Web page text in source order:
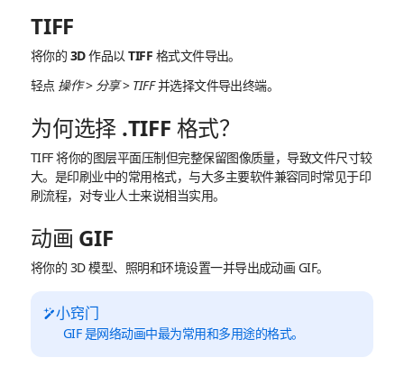
TIFF
将你的 3D 作品以 TIFF 格式文件导出。
轻点 操作> 分享> TIFF并选择文件导出终端。
为何选择 .TIFF 格式？
TIFF 将你的图层平面压制但完整保留图像质量，导致文件尺寸较
大。是印刷业中的常用格式，与大多主要软件兼容同时常见于印
刷流程，对专业人士来说相当实用。
动画 GIF
将你的 3D 模型、照明和环境设置一并导出成动画 GIF。
小窍门
GIF 是网络动画中最为常用和多用途的格式。